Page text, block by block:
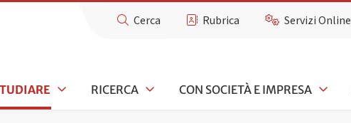
Cerca Rubrica Servizi Online
RICERCA CON SOCIETÀ E IMPRESA